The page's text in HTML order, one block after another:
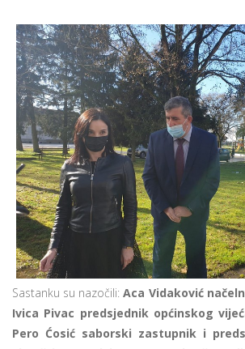
Sastanku su nazočili:Aca Vidaković
Ivica Pivac predsjednik općinskog
Pero Ćosić saborski zastupnik i